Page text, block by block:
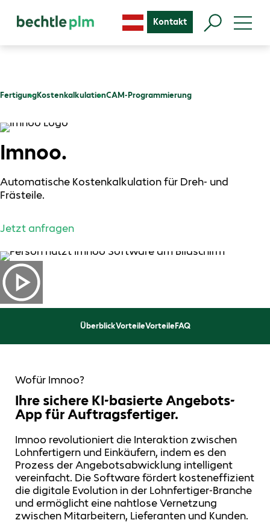
Kontakt
FertigungKostenkalkulationCAM-Programmierung
Imnoo.
Automatische Kostenkalkulation für Dreh- und
Frästeile.
Jetzt anfragen
ÜberblickVorteileVorteileFAQ
Wofür Imnoo?
Ihre sichere KI-basierte Angebots-
App für Auftragsfertiger.
Imnoo revolutioniert die Interaktion zwischen
Lohnfertigern und Einkäufern, indem es den
Prozess der Angebotsabwicklung intelligent
vereinfacht. Die Software fördert kosteneffizient
die digitale Evolution in der Lohnfertiger-Branche
und ermöglicht eine nahtlose Vernetzung
zwischen Mitarbeitern, Lieferanten und Kunden.